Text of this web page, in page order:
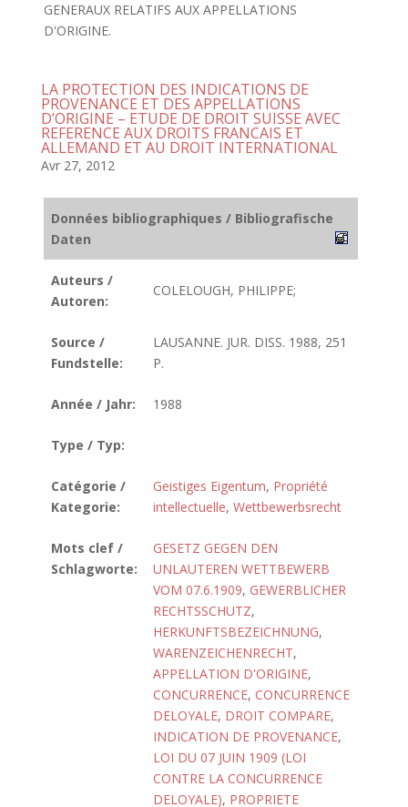
GENERAUX RELATIFS AUX APPELLATIONS
D'ORIGINE.
LA PROTECTION DES INDICATIONS DE
PROVENANCE ET DES APPELLATIONS
D’ORIGINE – ETUDE DE DROIT SUISSE AVEC
REFERENCE AUX DROITS FRANCAIS ET
ALLEMAND ET AU DROIT INTERNATIONAL
Avr 27, 2012
Données bibliographiques / Bibliografische
Daten
Auteurs /
Autoren:
COLELOUGH, PHILIPPE;
Source /
Fundstelle:
LAUSANNE. JUR. DISS. 1988, 251
P.
Année / Jahr: 1988
Type / Typ:
Catégorie /
Kategorie:
Geistiges Eigentum, Propriété
intellectuelle, Wettbewerbsrecht
Mots clef /
Schlagworte:
GESETZ GEGEN DEN
UNLAUTEREN WETTBEWERB
VOM 07.6.1909, GEWERBLICHER
RECHTSSCHUTZ,
HERKUNFTSBEZEICHNUNG,
WARENZEICHENRECHT,
APPELLATION D'ORIGINE,
CONCURRENCE, CONCURRENCE
DELOYALE, DROIT COMPARE,
INDICATION DE PROVENANCE,
LOI DU 07 JUIN 1909 (LOI
CONTRE LA CONCURRENCE
DELOYALE), PROPRIETE